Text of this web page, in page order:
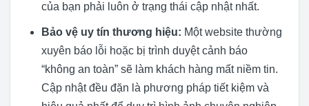
của bạn phải luôn ở trạng thái cập nhật nhất.
Bảo vệ uy tín thương hiệu: Một website thường
xuyên báo lỗi hoặc bị trình duyệt cảnh báo
“không an toàn” sẽ làm khách hàng mất niềm tin.
Cập nhật đều đặn là phương pháp tiết kiệm và